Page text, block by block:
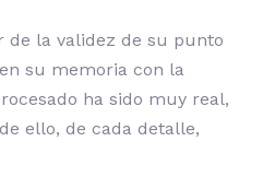
de la validez de su punto
su memoria con la
ha sido muy real,
ello, de cada detalle,